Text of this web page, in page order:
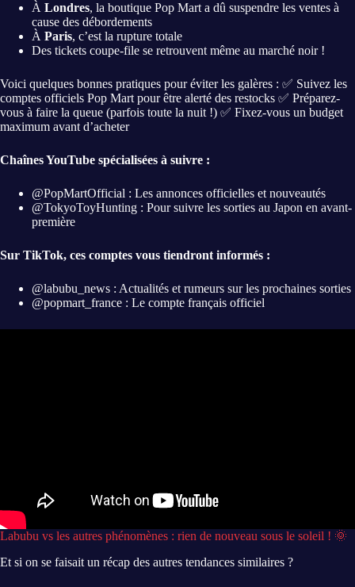
À Londres, la boutique Pop Mart a dû suspendre les ventes à
cause des débordements
À Paris, c’est la rupture totale
Des tickets coupe-file se retrouvent même au marché noir !
Voici quelques bonnes pratiques pour éviter les galères : ✅ Suivez les
comptes officiels Pop Mart pour être alerté des restocks ✅ Préparez-
vous à faire la queue (parfois toute la nuit !) ✅ Fixez-vous un budget
maximum avant d’acheter
Chaînes YouTube spécialisées à suivre :
@PopMartOfficial : Les annonces officielles et nouveautés
@TokyoToyHunting : Pour suivre les sorties au Japon en avant-
première
Sur TikTok, ces comptes vous tiendront informés :
@labubu_news : Actualités et rumeurs sur les prochaines sorties
@popmart_france : Le compte français officiel
Labubu vs les autres phénomènes : rien de nouveau sous le soleil ! 🌞
Et si on se faisait un récap des autres tendances similaires ?